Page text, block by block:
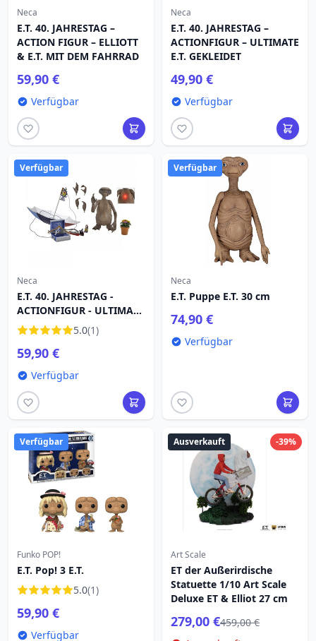
Neca
E.T. 40. JAHRESTAG –
ACTION FIGUR – ELLIOTT
& E.T. MIT DEM FAHRRAD
59,90 €
Verfügbar
Neca
E.T. 40. JAHRESTAG –
ACTIONFIGUR – ULTIMATE
E.T. GEKLEIDET
49,90 €
Verfügbar
Verfügbar
Neca
E.T. 40. JAHRESTAG -
ACTIONFIGUR - ULTIMATE
DELUXE E.T. 5.0(1)
59,90 €
Verfügbar
Verfügbar
Neca
E.T. Puppe E.T. 30 cm
74,90 €
Verfügbar
Verfügbar
Funko POP!
E.T. Pop! 3 E.T.
5.0(1)
59,90 €
Verfügbar
-39%
Ausverkauft
Art Scale
ET der Außerirdische
Statuette 1/10 Art Scale
Deluxe ET & Elliot 27 cm
279,00 €459,00 €